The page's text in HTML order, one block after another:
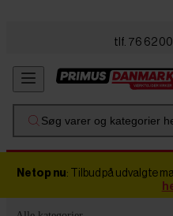
tlf. 76 62
Søg varer og kategorier
Netop nu: Tilbud på udvalgte